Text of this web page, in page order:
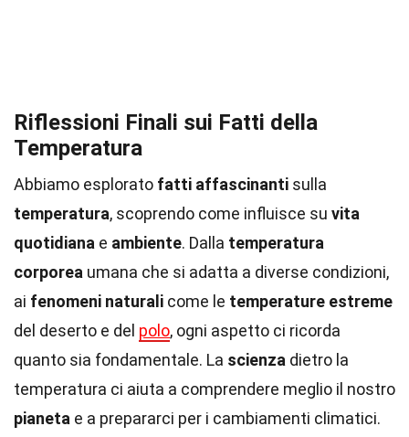
Riflessioni Finali sui Fatti della
Temperatura
Abbiamo esplorato fatti affascinanti sulla
temperatura, scoprendo come influisce su vita
quotidiana e ambiente. Dalla temperatura
corporea umana che si adatta a diverse condizioni,
ai fenomeni naturali come le temperature estreme
del deserto e del polo, ogni aspetto ci ricorda
quanto sia fondamentale. La scienza dietro la
temperatura ci aiuta a comprendere meglio il nostro
pianeta e a prepararci per i cambiamenti climatici.